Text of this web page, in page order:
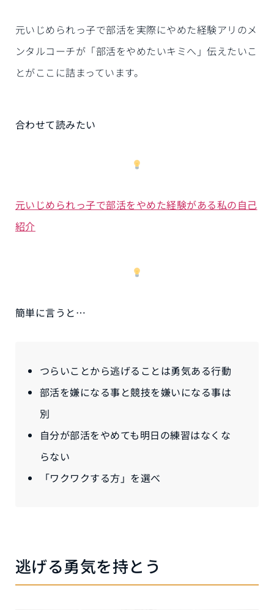
元いじめられっ子で部活を実際にやめた経験アリのメ
ンタルコーチが「部活をやめたいキミへ」伝えたいこ
とがここに詰まっています。
合わせて読みたい
元いじめられっ子で部活をやめた経験がある私の自己
紹介
簡単に言うと…
つらいことから逃げることは勇気ある行動
部活を嫌になる事と競技を嫌いになる事は
別
自分が部活をやめても明日の練習はなくな
らない
「ワクワクする方」を選べ
逃げる勇気を持とう